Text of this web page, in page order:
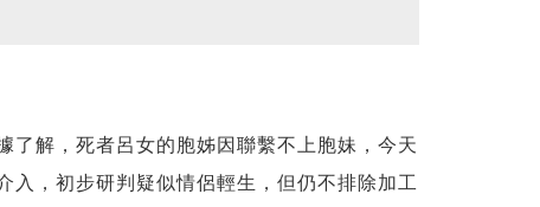
解，死者呂女的胞姊因聯繫不上胞妹，今天
入，初步研判疑似情侶輕生，但仍不排除加工